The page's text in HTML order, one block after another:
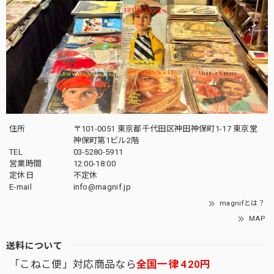
住所
〒101-0051 東京都千代田区神田神保町1-17 東京堂
神保町第1ビル2階
TEL
03-5280-5911
営業時間
12:00-18:00
定休日
不定休
E-mail
info@magnif.jp
magnifとは？
MAP
送料について
「こねこ便」対応商品なら全国一律 420円